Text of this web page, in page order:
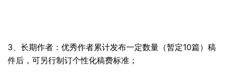
3、长期作者：优秀作者累计发布一定数量（暂定10篇）稿
件后，可另行制订个性化稿费标准；